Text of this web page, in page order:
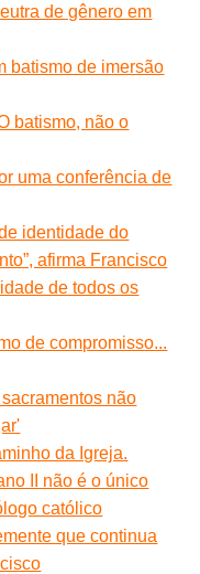
de gênero em
batismo de imersão
batismo, não o
uma conferência de
identidade do
afirma Francisco
de todos os
de compromisso...
não
da Igreja.
II não é o único
católico
que continua